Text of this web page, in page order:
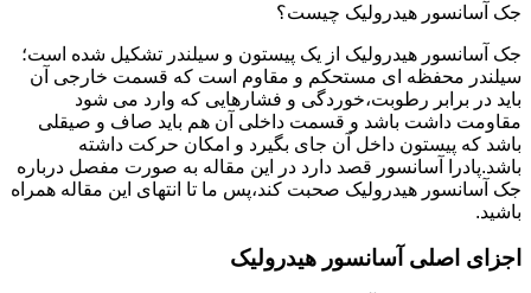
جک آسانسور هیدرولیک چیست؟
جک آسانسور هیدرولیک از یک پیستون و سیلندر تشکیل شده است؛
سیلندر محفظه ای مستحکم و مقاوم است که قسمت خارجی آن
باید در برابر رطوبت،خوردگی و فشارهایی که وارد می شود
مقاومت داشت باشد و قسمت داخلی آن هم باید صاف و صیقلی
باشد که پیستون داخل آن جای بگیرد و امکان حرکت داشته
باشد.پادرا آسانسور قصد دارد در این مقاله به صورت مفصل درباره
جک آسانسور هیدرولیک صحبت کند،پس ما تا انتهای این مقاله همراه
باشید.
اجزای اصلی آسانسور هیدرولیک